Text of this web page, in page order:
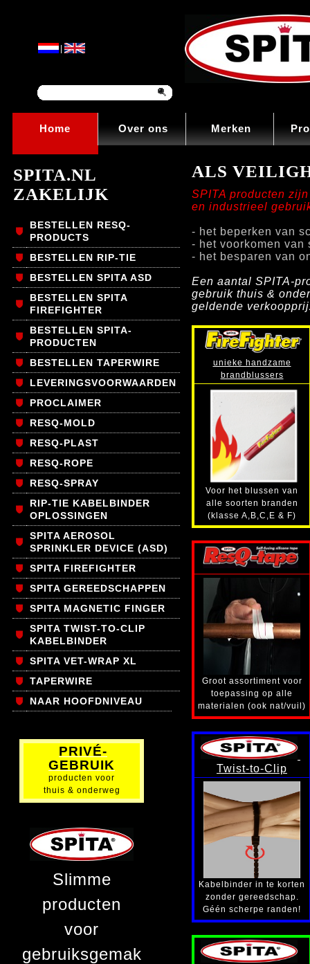
Home Over ons Merken
SPITA.NL
ZAKELIJK
BESTELLEN RESQ-
PRODUCTS
BESTELLEN RIP-TIE
BESTELLEN SPITA ASD
BESTELLEN SPITA
FIREFIGHTER
BESTELLEN SPITA-
PRODUCTEN
BESTELLEN TAPERWIRE
LEVERINGSVOORWAARDEN
PROCLAIMER
RESQ-MOLD
RESQ-PLAST
RESQ-ROPE
RESQ-SPRAY
RIP-TIE KABELBINDER
OPLOSSINGEN
SPITA AEROSOL
SPRINKLER DEVICE (ASD)
SPITA FIREFIGHTER
SPITA GEREEDSCHAPPEN
SPITA MAGNETIC FINGER
SPITA TWIST-TO-CLIP
KABELBINDER
SPITA VET-WRAP XL
TAPERWIRE
NAAR HOOFDNIVEAU
PRIVÉ-
GEBRUIK
producten voor
thuis & onderweg
Slimme
producten
voor
gebruiksgemak
ALS
SPITA producten
en industrieel
- het beperken van
- het voorkomen van
- het besparen van
Een aantal SPITA-
gebruik thuis &
geldende
unieke handzame
brandblussers
Voor het blussen van
alle soorten branden
(klasse A,B,C,E & F)
Groot assortiment voor
toepassing op alle
materialen (ook nat/vuil)
Twist-to-Clip
Kabelbinder in te korten
zonder gereedschap.
Géén scherpe randen!